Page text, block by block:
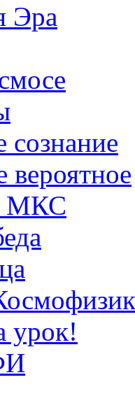
Эра
сознание
вероятное
МКС
урок!